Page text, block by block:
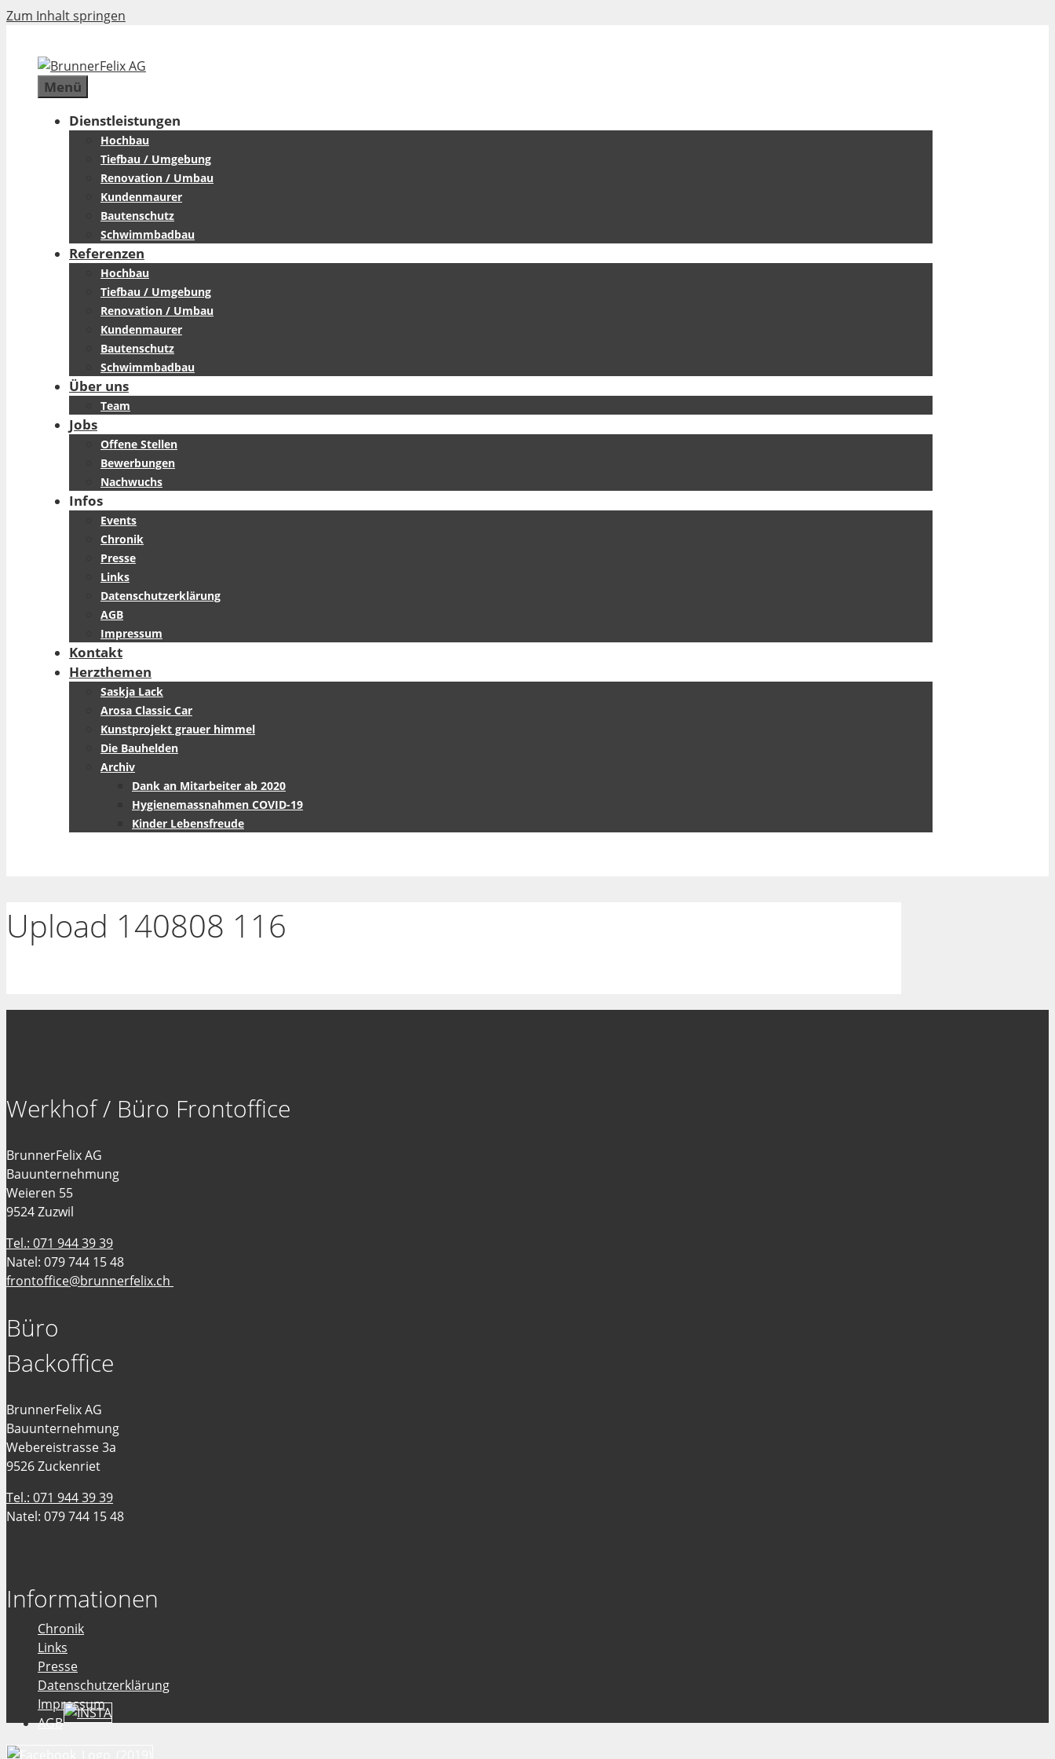
Zum Inhalt springen
Menü
Dienstleistungen
Hochbau
Tiefbau / Umgebung
Renovation / Umbau
Kundenmaurer
Bautenschutz
Schwimmbadbau
Referenzen
Hochbau
Tiefbau / Umgebung
Renovation / Umbau
Kundenmaurer
Bautenschutz
Schwimmbadbau
Über uns
Team
Jobs
Offene Stellen
Bewerbungen
Nachwuchs
Infos
Events
Chronik
Presse
Links
Datenschutzerklärung
AGB
Impressum
Kontakt
Herzthemen
Saskja Lack
Arosa Classic Car
Kunstprojekt grauer himmel
Die Bauhelden
Archiv
Dank an Mitarbeiter ab 2020
Hygienemassnahmen COVID-19
Kinder Lebensfreude
Upload 140808 116
Werkhof / Büro Frontoffice
BrunnerFelix AG
Bauunternehmung
Weieren 55
9524 Zuzwil
Tel.: 071 944 39 39
Natel: 079 744 15 48
frontoffice@brunnerfelix.ch
Büro
Backoffice
BrunnerFelix AG
Bauunternehmung
Webereistrasse 3a
9526 Zuckenriet
Tel.: 071 944 39 39
Natel: 079 744 15 48
Informationen
Chronik
Links
Presse
Datenschutzerklärung
Impressum
AGB